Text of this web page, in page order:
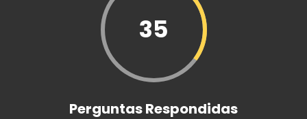
35
Perguntas Respondidas